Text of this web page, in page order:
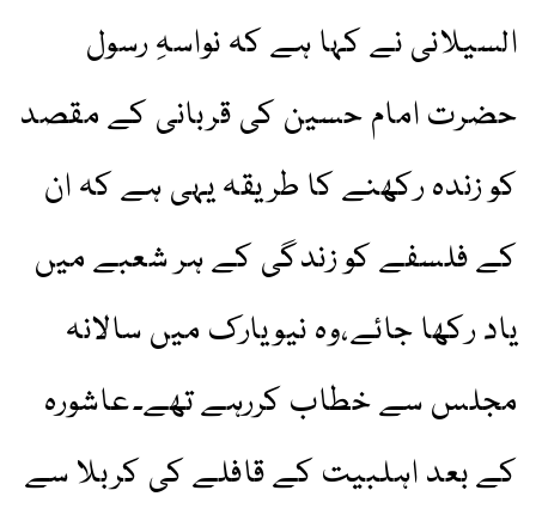
السیلانی نے کہا ہے کہ نواسہِ رسول
حضرت امام حسین کی قربانی کے مقصد
کو زندہ رکھنے کا طریقہ یہی ہے کہ ان
کے فلسفے کو زندگی کے ہر شعبے میں
یاد رکھا جائے،وہ نیویارک میں سالانہ
مجلس سے خطاب کررہے تھے۔عاشورہ
کے بعد اہلبیت کے قافلے کی کربلا سے